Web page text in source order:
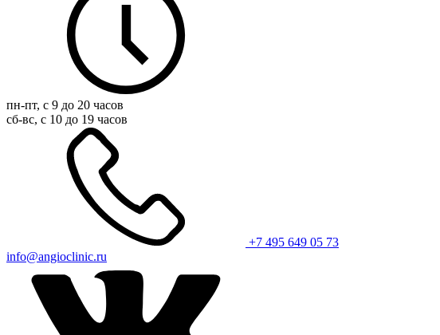
пн-пт, с 9 до 20 часов
сб-вс, с 10 до 19 часов
+7 495 649 05 73
info@angioclinic.ru